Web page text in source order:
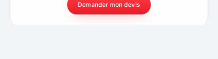
Demander mon devis